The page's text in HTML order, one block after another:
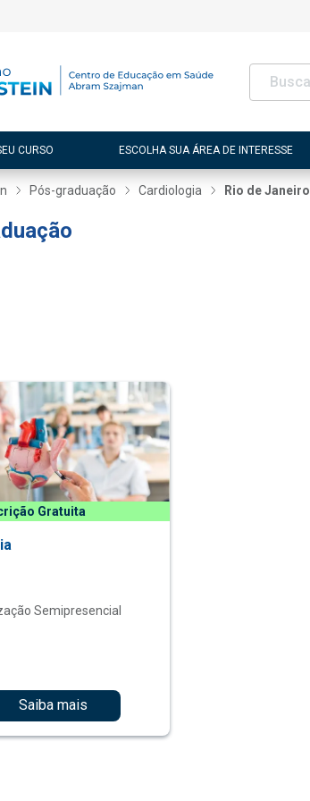
CURSO ESCOLHA SUA ÁREA DE INTERESSE
Pós-graduação Cardiologia Rio de Janeiro
Gratuita
Semipresencial
Saiba mais